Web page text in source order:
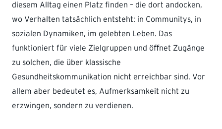
diesem Alltag einen Platz finden – die dort andocken,
wo Verhalten tatsächlich entsteht: in Communitys, in
sozialen Dynamiken, im gelebten Leben. Das
funktioniert für viele Zielgruppen und öﬀnet Zugänge
zu solchen, die über klassische
Gesundheitskommunikation nicht erreichbar sind. Vor
allem aber bedeutet es, Aufmerksamkeit nicht zu
erzwingen, sondern zu verdienen.